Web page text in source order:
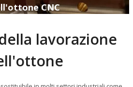
CNC
lavorazione